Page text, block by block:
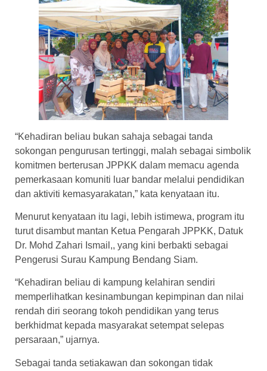
“Kehadiran beliau bukan sahaja sebagai tanda
sokongan pengurusan tertinggi, malah sebagai simbolik
komitmen berterusan JPPKK dalam memacu agenda
pemerkasaan komuniti luar bandar melalui pendidikan
dan aktiviti kemasyarakatan,” kata kenyataan itu.
Menurut kenyataan itu lagi, lebih istimewa, program itu
turut disambut mantan Ketua Pengarah JPPKK, Datuk
Dr. Mohd Zahari Ismail,, yang kini berbakti sebagai
Pengerusi Surau Kampung Bendang Siam.
“Kehadiran beliau di kampung kelahiran sendiri
memperlihatkan kesinambungan kepimpinan dan nilai
rendah diri seorang tokoh pendidikan yang terus
berkhidmat kepada masyarakat setempat selepas
persaraan,” ujarnya.
Sebagai tanda setiakawan dan sokongan tidak